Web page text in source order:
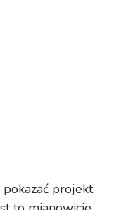
pokazać projekt